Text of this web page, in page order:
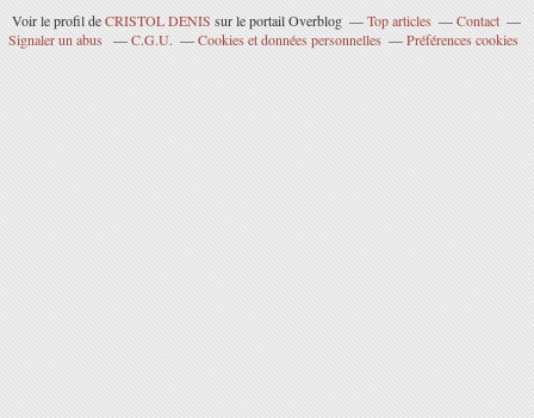
Voir le profil deCRISTOL DENIS sur le portail Overblog Top articles
Contact
Signaler un abus
C.G.U. Cookies et données personnelles Préférences cookies